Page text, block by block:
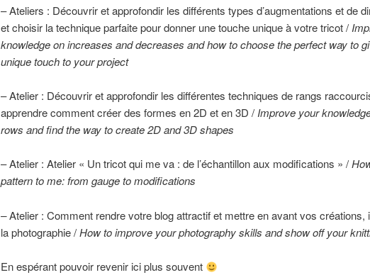
– Ateliers : Découvrir et approfondir les différents types d’augmentations et de
et choisir la technique parfaite pour donner une touche unique à votre tricot /
knowledge on increases and decreases and how to choose the perfect way to
unique touch to your project
– Atelier : Découvrir et approfondir les différentes techniques de rangs
apprendre comment créer des formes en 2D et en 3D / Improve your
rows and find the way to create 2D and 3D shapes
– Atelier : Atelier « Un tricot qui me va : de l’échantillon aux modifications » /
pattern to me: from gauge to modifications
–Atelier : Comment rendre votre blog attractif et mettre en avant vos créations,
la photographie /How to improve your photography skills and show off your
En espérant pouvoir revenir ici plus souvent